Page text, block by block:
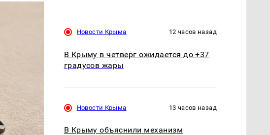
Новости Крыма 12 часов назад
В Крыму в четверг ожидается до +37
градусов жары
Новости Крыма 13 часов назад
В Крыму объяснили механизм